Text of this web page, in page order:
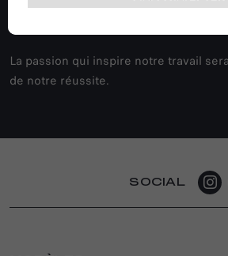
La passion qui inspire notre travail
de notre réussite.
SOCIAL